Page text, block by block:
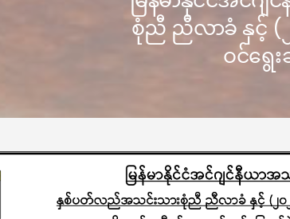
စုံညီ ညီလာခံ နှင့်
ဝင်ရွေ